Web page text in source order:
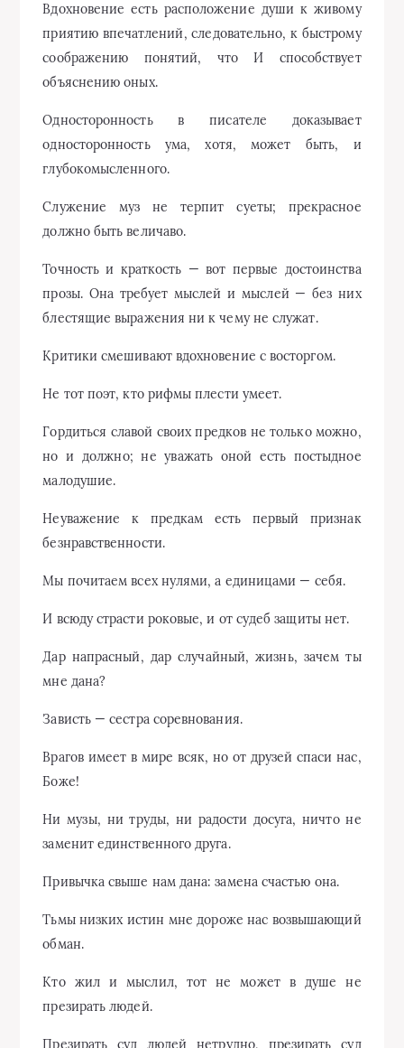
Вдохновение есть расположение души к живому
приятию впечатлений, следовательно, к быстрому
соображению понятий, что И способствует
объяснению оных.
Односторонность в писателе доказывает
односторонность ума, хотя, может быть, и
глубокомысленного.
Служение муз не терпит суеты; прекрасное
должно быть величаво.
Точность и краткость — вот первые достоинства
прозы. Она требует мыслей и мыслей — без них
блестящие выражения ни к чему не служат.
Критики смешивают вдохновение с восторгом.
Не тот поэт, кто рифмы плести умеет.
Гордиться славой своих предков не только можно,
но и должно; не уважать оной есть постыдное
малодушие.
Неуважение к предкам есть первый признак
безнравственности.
Мы почитаем всех нулями, а единицами — себя.
И всюду страсти роковые, и от судеб защиты нет.
Дар напрасный, дар случайный, жизнь, зачем ты
мне дана?
Зависть — сестра соревнования.
Врагов имеет в мире всяк, но от друзей спаси нас,
Боже!
Ни музы, ни труды, ни радости досуга, ничто не
заменит единственного друга.
Привычка свыше нам дана: замена счастью она.
Тьмы низких истин мне дороже нас возвышающий
обман.
Кто жил и мыслил, тот не может в душе не
презирать людей.
Презирать суд людей нетрудно, презирать суд